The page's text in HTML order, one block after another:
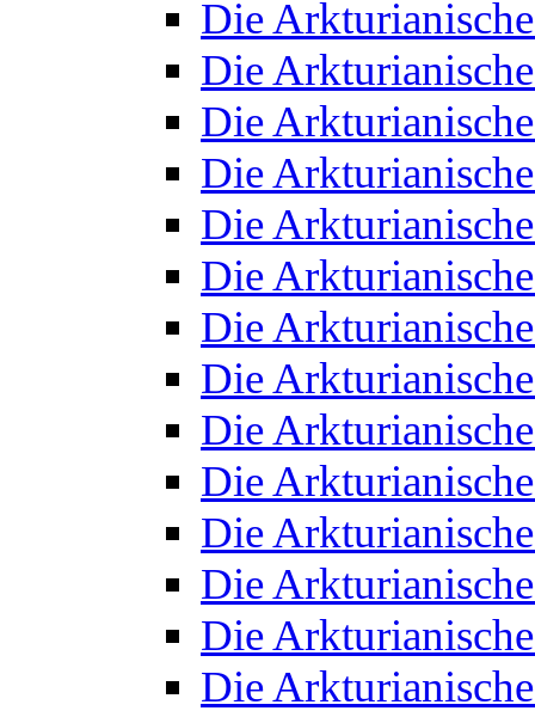
Die
Die
Die
Die
Die
Die
Die
Die
Die
Die
Die
Die
Die
Die